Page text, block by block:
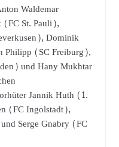
Waldemar
St. Pauli),
Dominik
(SC Freiburg),
und Hany Mukhtar
Jannik Huth (1.
(FC Ingolstadt),
Serge Gnabry (FC